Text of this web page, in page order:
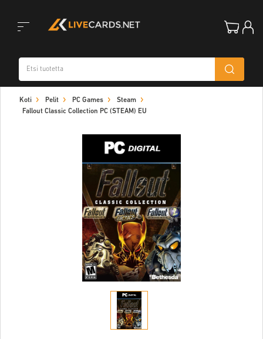
navigation
Koti Pelit PC Games
Steam
Fallout Classic Collection PC (STEAM) EU